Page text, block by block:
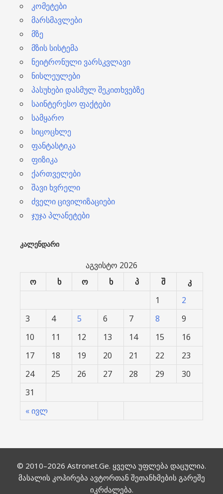
კომეტები
მარსმავლები
მზე
მზის სისტემა
ნეიტრონული ვარსკვლავი
ნისლეულები
პასუხები დასმულ შეკითხვებზე
საინტერესო ფაქტები
სამყარო
სიცოცხლე
ფანტასტიკა
ფიზიკა
ქართველები
შავი ხვრელი
ძველი ცივილიზაციები
ჯუჯა პლანეტები
ᲙᲐᲚᲔᲜᲓᲐᲠᲘ
აგვისტო 2026
ო
ხ ო ხ პ შ კ
« ივლ
1
2
3
4 5 6 7 8
9
10
11 12 13 14 15
16
17
18 19 20 21 22
23
24
25 26 27 28 29
30
31
© 2010–2026 Astronet.Ge. ყველა უფლება დაცულია.
მასალის კოპირება ავტორთან შეთანხმების გარეშე
იკრძალება.